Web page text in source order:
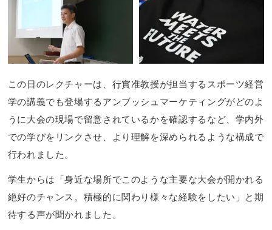
この日のレクチャーは、行實准教授が担当するスポーツ経営
学の講義でも登場するアンブッシュマーケティングがどのよ
うに大会の現場で留意されているかを確認するなど、学内外
での学びをリンクさせ、より理解を深められるような構成で
行われました。
学生からは「身近な場所でこのような主要な大会が開かれる
絶好のチャンス。積極的に関わり様々な経験をしたい」と期
待する声が聞かれました。